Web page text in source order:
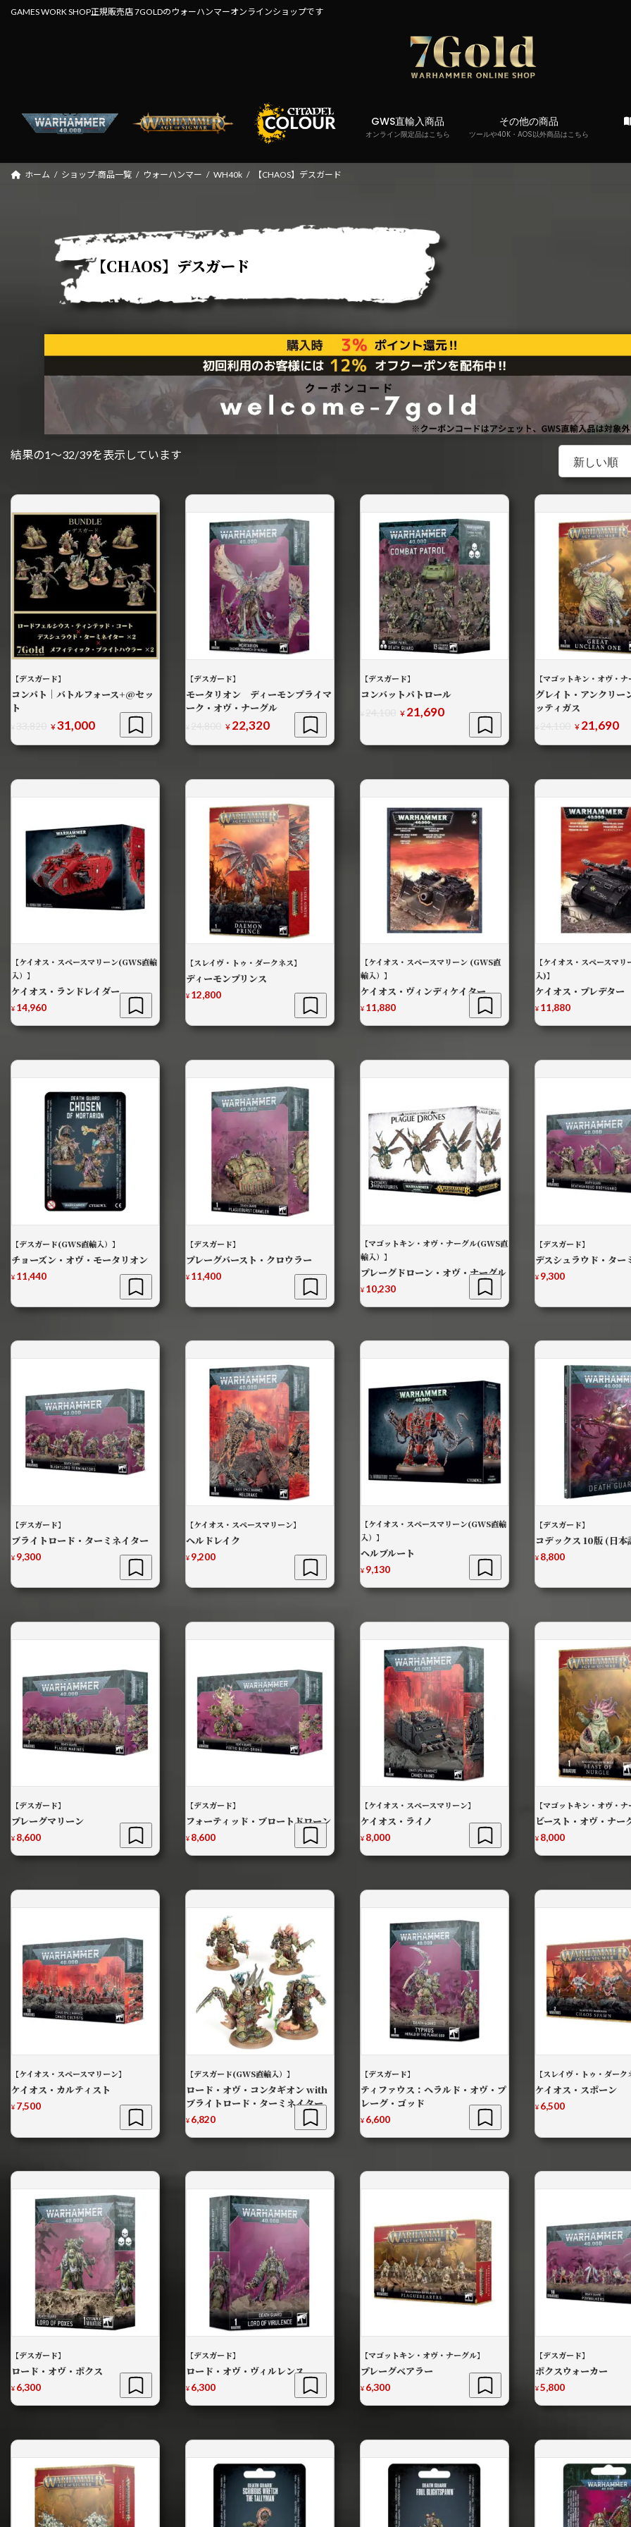
プ
動
GAMES WORK SHOP正規販売店 7GOLDのウォーハンマーオンラインショップです
GWS直輸入商品
オンライン限定品はこちら
その他の商品
ツールや40K・AOS以外商品はこちら
ホーム ショップ-商品一覧 ウォーハンマー WH40k 【CHAOS】デスガード
【CHAOS】デスガード
結果の1～32/39を表示しています
い
順
【デスガード】
コンパト｜バトルフォース+@セッ
ト
33,820 元
は
た。
¥31,000現
格
は
す。
【デスガード】
モータリオン ディーモンプライマ
ーク・オヴ・ナーグル
¥
元
は
で
し
た。
¥ 22,320現
格
は
¥22,320
で
す。
【デスガード】
コンバットパトロール
¥ 24,100
元
¥24,100
し
た。
¥ 21,690現
は
で
す。
【マゴットキン・オヴ・
グレイト・アンクリー
ッティガス
¥ 24,100
元
は
で
し
た。
¥ 21,690現
格
は
で
す
【ケイオス・スペースマリーン(GWS直輸
入）】
ケイオス・ランドレイダー
¥ 14,960
【スレイヴ・トゥ・ダークネス】
ディーモンプリンス
¥ 12,800
【ケイオス・スペースマリーン (GWS直
輸入）】
ケイオス・ヴィンディケイター
¥ 11,880
【ケイオス・スペースマ
入)】
ケイオス・プレデター
¥ 11,880
【デスガード(GWS直輸入）】
チョーズン・オヴ・モータリオン
¥ 11,440
【デスガード】
プレーグバースト・クロウラー
¥ 11,400
【マゴットキン・オヴ・ナーグル(GWS直
輸入）】
プレーグドローン・オヴ・ナーグル
¥ 10,230
【デスガード】
デスシュラウド・ター
¥ 9,300
【デスガード】
ブライトロード・ターミネイター
¥ 9,300
【ケイオス・スペースマリーン】
ヘルドレイク
¥ 9,200
【ケイオス・スペースマリーン(GWS直輸
入）】
ヘルブルート
¥ 9,130
【デスガード】
コデックス 10版 (日
¥ 8,800
【デスガード】
プレーグマリーン
¥ 8,600
【デスガード】
フォーティッド・ブロートドローン
¥ 8,600
【ケイオス・スペースマリーン】
ケイオス・ライノ
¥ 8,000
【マゴットキン・オヴ・
ビースト・オヴ・ナー
¥ 8,000
【ケイオス・スペースマリーン】
ケイオス・カルティスト
¥ 7,500
【デスガード(GWS直輸入）】
ロード・オヴ・コンタギオン with
ブライトロード・ターミネイター
¥ 6,820
【デスガード】
ティファウス：ヘラルド・オヴ・プ
レーグ・ゴッド
¥ 6,600
【スレイヴ・トゥ・ダーク
ケイオス・スポーン
¥ 6,500
【デスガード】
ロード・オヴ・ポクス
¥ 6,300
【デスガード】
ロード・オヴ・ヴィルレンス
¥ 6,300
【マゴットキン・オヴ・ナーグル】
プレーグベアラー
¥ 6,300
【デスガード】
ポクスウォーカー
¥5,800